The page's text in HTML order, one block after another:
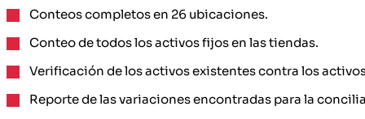
Conteos completos en 26 ubicaciones.
Conteo de todos los activos fijos en las tiendas.
Verificación de los activos existentes contra los
Reporte de las variaciones encontradas para la